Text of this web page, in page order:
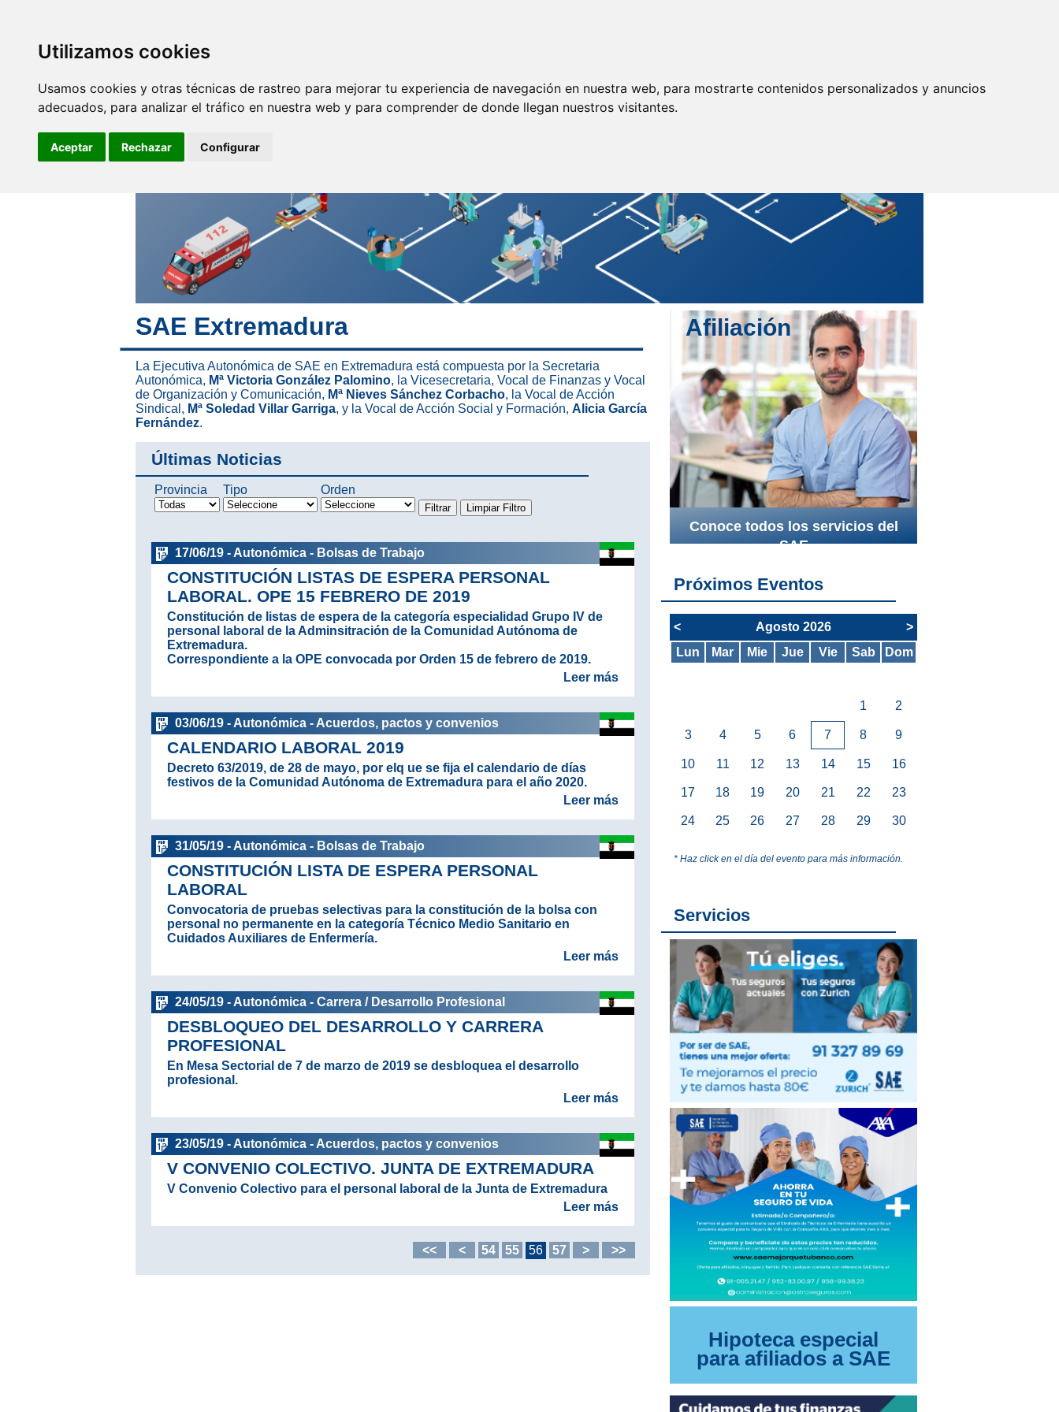
Utilizamos cookies
Usamos cookies y otras técnicas de rastreo para mejorar tu experiencia de navegación en nuestra web, para mostrarte contenidos personalizados y anuncios
adecuados, para analizar el tráfico en nuestra web y para comprender de donde llegan nuestros visitantes.
Aceptar Rechazar Configurar
haciendo futuro
SAE Extremadura
La Ejecutiva Autonómica de SAE en Extremadura está compuesta por la Secretaria
Autonómica, Mª Victoria González Palomino, la Vicesecretaria, Vocal de Finanzas y Vocal
de Organización y Comunicación, Mª Nieves Sánchez Corbacho, la Vocal de Acción
Sindical, Mª Soledad Villar Garriga, y la Vocal de Acción Social y Formación, Alicia García
Fernández.
Últimas Noticias
Provincia Tipo Orden
17/06/19 - Autonómica - Bolsas de Trabajo
CONSTITUCIÓN LISTAS DE ESPERA PERSONAL
LABORAL. OPE 15 FEBRERO DE 2019
Constitución de listas de espera de la categoría especialidad Grupo IV de
personal laboral de la Adminsitración de la Comunidad Autónoma de
Extremadura.
Correspondiente a la OPE convocada por Orden 15 de febrero de 2019.
Leer más
03/06/19 - Autonómica - Acuerdos, pactos y convenios
CALENDARIO LABORAL 2019
Decreto 63/2019, de 28 de mayo, por elq ue se fija el calendario de días
festivos de la Comunidad Autónoma de Extremadura para el año 2020.
Leer más
31/05/19 - Autonómica - Bolsas de Trabajo
CONSTITUCIÓN LISTA DE ESPERA PERSONAL
LABORAL
Convocatoria de pruebas selectivas para la constitución de la bolsa con
personal no permanente en la categoría Técnico Medio Sanitario en
Cuidados Auxiliares de Enfermería.
Leer más
24/05/19 - Autonómica - Carrera / Desarrollo Profesional
DESBLOQUEO DEL DESARROLLO Y CARRERA
PROFESIONAL
En Mesa Sectorial de 7 de marzo de 2019 se desbloquea el desarrollo
profesional.
Leer más
23/05/19 - Autonómica - Acuerdos, pactos y convenios
V CONVENIO COLECTIVO. JUNTA DE EXTREMADURA
V Convenio Colectivo para el personal laboral de la Junta de Extremadura
Leer más
<< < 54 55 56 57 > >>
Afiliación
Conoce todos los servicios del
SAE
Próximos Eventos
< Agosto 2026
>
Lun
Mar Mie Jue Vie Sab Dom
1 2
3 4 5 6 7 8 9
10 11 12 13 14 15 16
17 18 19 20 21 22 23
24 25 26 27 28 29 30
* Haz click en el día del evento para más información.
Servicios
Hipoteca especial
para afiliados a SAE